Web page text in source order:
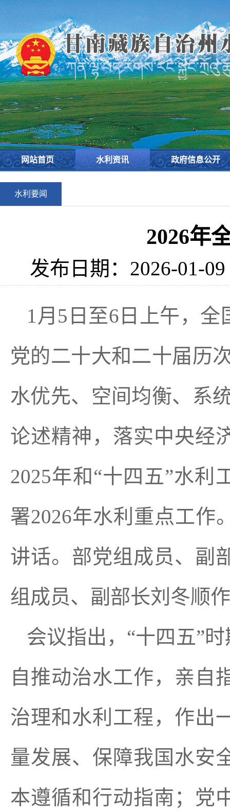
网站首页 水利资讯 政府信息公开
水利要闻
2026年
发布日期：2026-01-09
1月5日至6日上午，
党的二十大和二十届历
水优先、空间均衡、系
论述精神，落实中央经
2025年和“十四五”水利
署2026年水利重点工作
讲话。部党组成员、副
组成员、副部长刘冬顺
会议指出，“十四五”
自推动治水工作，亲自
治理和水利工程，作出
量发展、保障我国水安
本遵循和行动指南；党